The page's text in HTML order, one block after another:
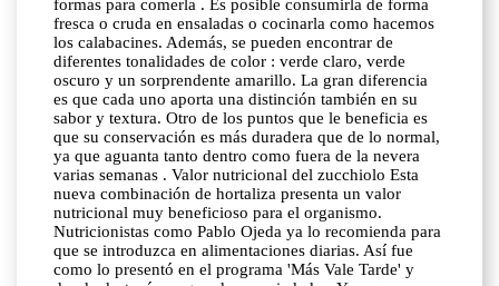
formas para comerla . Es posible consumirla de forma
fresca o cruda en ensaladas o cocinarla como hacemos
los calabacines. Además, se pueden encontrar de
diferentes tonalidades de color : verde claro, verde
oscuro y un sorprendente amarillo. La gran diferencia
es que cada uno aporta una distinción también en su
sabor y textura. Otro de los puntos que le beneficia es
que su conservación es más duradera que de lo normal,
ya que aguanta tanto dentro como fuera de la nevera
varias semanas . Valor nutricional del zucchiolo Esta
nueva combinación de hortaliza presenta un valor
nutricional muy beneficioso para el organismo.
Nutricionistas como Pablo Ojeda ya lo recomienda para
que se introduzca en alimentaciones diarias. Así fue
como lo presentó en el programa 'Más Vale Tarde' y